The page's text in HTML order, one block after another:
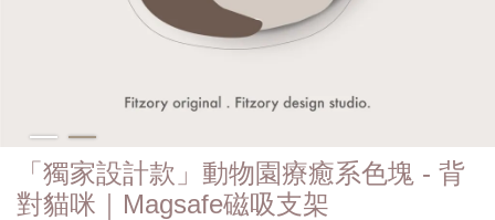
「獨家設計款」動物園療癒系色塊 - 背
對貓咪｜Magsafe磁吸支架